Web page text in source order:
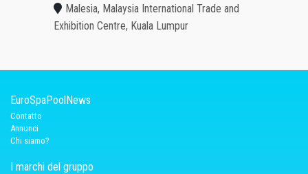
Malesia, Malaysia International Trade and
Exhibition Centre, Kuala Lumpur
EuroSpaPoolNews
Contatto
Annunci
Chi siamo?
I marchi del gruppo